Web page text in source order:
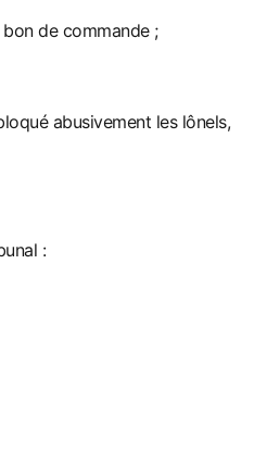
de commande ;
abusivement les lônels,
: